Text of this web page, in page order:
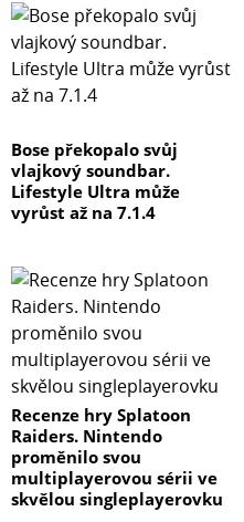
Bose překopalo svůj
vlajkový soundbar.
Lifestyle Ultra může
vyrůst až na 7.1.4
Recenze hry Splatoon
Raiders. Nintendo
proměnilo svou
multiplayerovou sérii ve
skvělou singleplayerovku